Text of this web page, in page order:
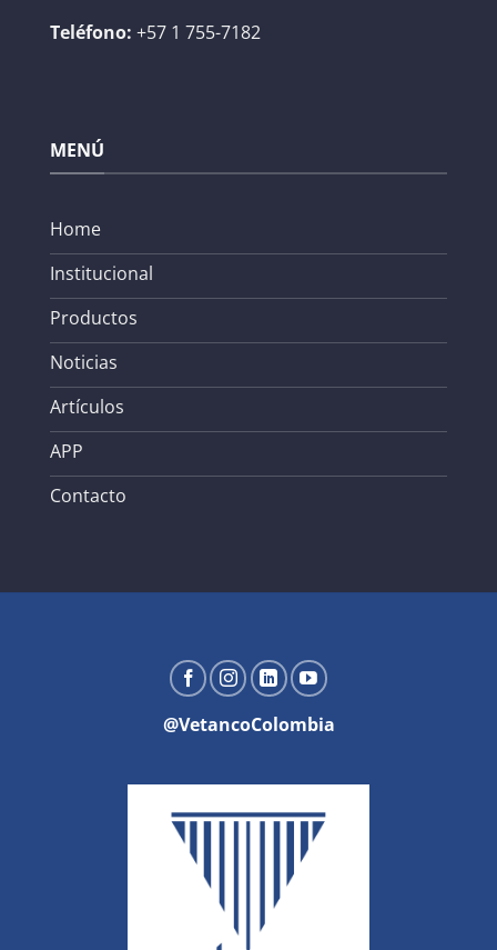
Teléfono: +57 1 755-7182
MENÚ
Home
Institucional
Productos
Noticias
Artículos
APP
Contacto
@VetancoColombia